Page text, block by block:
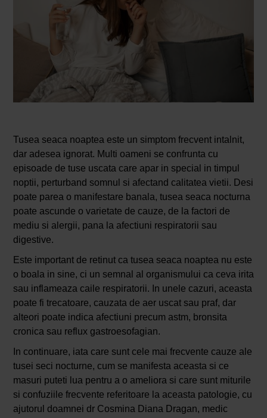
Tusea seaca noaptea este un simptom frecvent intalnit,
dar adesea ignorat. Multi oameni se confrunta cu
episoade de tuse uscata care apar in special in timpul
noptii, perturband somnul si afectand calitatea vietii. Desi
poate parea o manifestare banala, tusea seaca nocturna
poate ascunde o varietate de cauze, de la factori de
mediu si alergii, pana la afectiuni respiratorii sau
digestive.
Este important de retinut ca tusea seaca noaptea nu este
o boala in sine, ci un semnal al organismului ca ceva irita
sau inflameaza caile respiratorii. In unele cazuri, aceasta
poate fi trecatoare, cauzata de aer uscat sau praf, dar
alteori poate indica afectiuni precum astm, bronsita
cronica sau reflux gastroesofagian.
In continuare, iata care sunt cele mai frecvente cauze ale
tusei seci nocturne, cum se manifesta aceasta si ce
masuri puteti lua pentru a o ameliora si care sunt miturile
si confuziile frecvente referitoare la aceasta patologie, cu
ajutorul doamnei dr Cosmina Diana Dragan, medic